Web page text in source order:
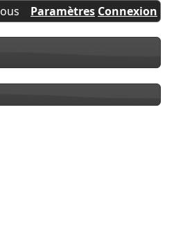
Paramètres Connexion